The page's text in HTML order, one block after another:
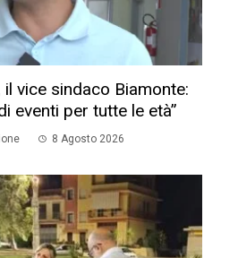
il vice sindaco Biamonte:
eventi per tutte le età”
8 Agosto 2026